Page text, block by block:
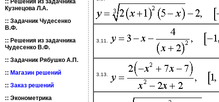
3.11.
3.13.
:: Решения из задачника
Кузнецова Л.А.
:: Задачник Чудесенко
В.Ф.
:: Решения из задачника
Чудесенко В.Ф.
:: Задачник Рябушко А.П.
:: Магазин решений
:: Заказ решений
:: Эконометрика